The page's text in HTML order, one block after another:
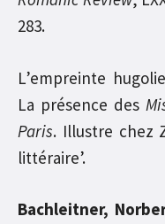
283.
L’empreinte
La présence des
Paris. Illustre chez
littéraire’.
Bachleitner,